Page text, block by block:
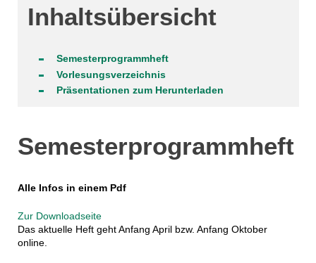
Inhaltsübersicht
Semester­programm­heft
Vorlesungsverzeichnis
Präsentationen zum Herunterladen
Semester­programm­heft
Alle Infos in einem Pdf
Zur Downloadseite
Das aktuelle Heft geht Anfang April bzw. Anfang Oktober
online.